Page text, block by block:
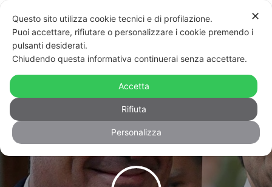
No, non aspettatevi nulla dal nuovo
governo sui diritti Lgbt (e forse è
meglio così)
✕
Questo sito utilizza cookie tecnici e di profilazione.
Puoi accettare, rifiutare o personalizzare i cookie premendo i
pulsanti desiderati.
Chiudendo questa informativa continuerai senza accettare.
Accetta
Rifiuta
Personalizza